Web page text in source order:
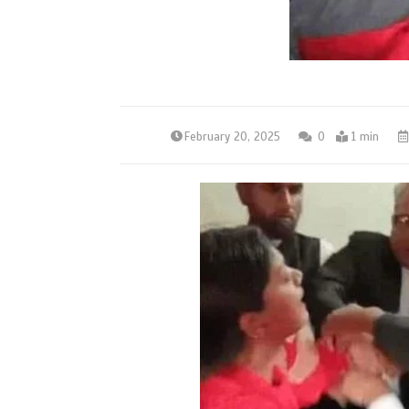
February 20, 2025 0 1 min